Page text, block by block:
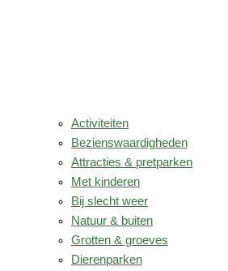
Activiteiten
Bezienswaardigheden
Attracties & pretparken
Met kinderen
Bij slecht weer
Natuur & buiten
Grotten & groeves
Dierenparken